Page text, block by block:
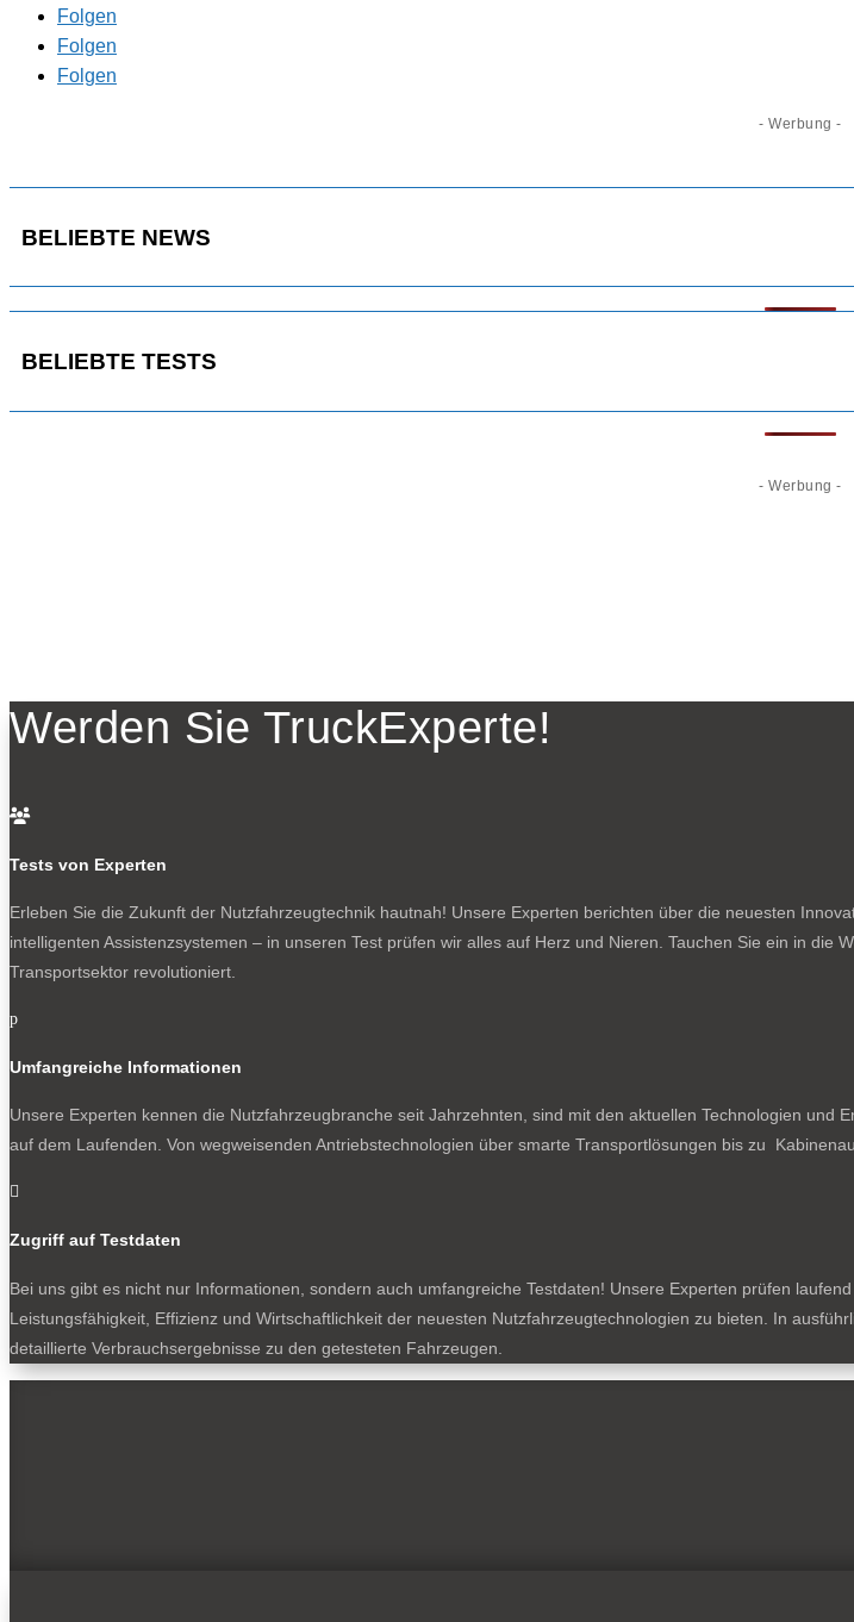
Folgen
Folgen
Folgen
- Werbung -
BELIEBTE NEWS
BELIEBTE TESTS
- Werbung -
Werden Sie TruckExperte!

Tests von Experten
Erleben Sie die Zukunft der Nutzfahrzeugtechnik hautnah! Unsere Experten berichten über die neuesten
intelligenten Assistenzsystemen – in unseren Test prüfen wir alles auf Herz und Nieren. Tauchen Sie ein in
Transportsektor revolutioniert.
p
Umfangreiche Informationen
Unsere Experten kennen die Nutzfahrzeugbranche seit Jahrzehnten, sind mit den aktuellen Technologien
auf dem Laufenden. Von wegweisenden Antriebstechnologien über smarte Transportlösungen bis zu

Zugriff auf Testdaten
Bei uns gibt es nicht nur Informationen, sondern auch umfangreiche Testdaten! Unsere Experten prüfen
Leistungsfähigkeit, Effizienz und Wirtschaftlichkeit der neuesten Nutzfahrzeugtechnologien zu bieten. In
detaillierte Verbrauchsergebnisse zu den getesteten Fahrzeugen.